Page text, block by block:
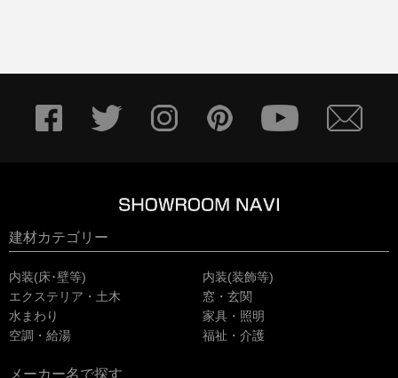
建材カテゴリー
内装(床･壁等)
内装(装飾等)
エクステリア・土木
窓・玄関
水まわり
家具・照明
空調・給湯
福祉・介護
メーカー名で探す